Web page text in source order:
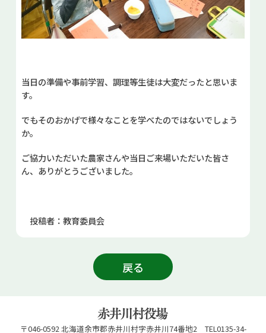
当日の準備や事前学習、調理等生徒は大変だったと思いま
す。
でもそのおかげで様々なことを学べたのではないでしょう
か。
ご協力いただいた農家さんや当日ご来場いただいた皆さ
ん、ありがとうございました。
投稿者：教育委員会
戻る
〒046-0592 北海道余市郡赤井川村字赤井川74番地2 TEL0135-34-